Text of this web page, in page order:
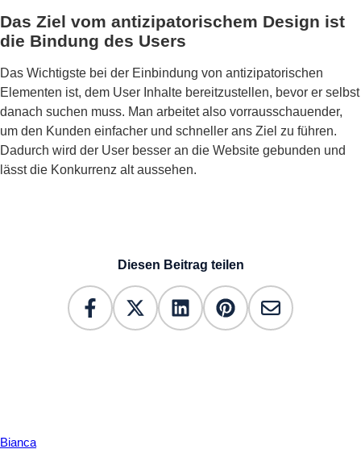
Das Ziel vom antizipatorischem Design ist
die Bindung des Users
Das Wichtigste bei der Einbindung von antizipatorischen
Elementen ist, dem User Inhalte bereitzustellen, bevor er selbst
danach suchen muss. Man arbeitet also vorrausschauender,
um den Kunden einfacher und schneller ans Ziel zu führen.
Dadurch wird der User besser an die Website gebunden und
lässt die Konkurrenz alt aussehen.
Diesen Beitrag teilen
Bianca